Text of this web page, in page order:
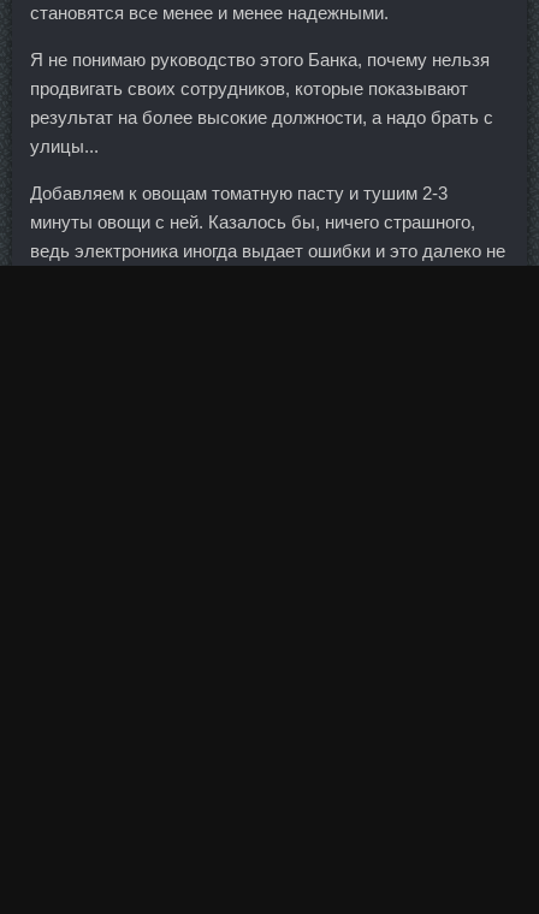
становятся все менее и менее надежными.
Я не понимаю руководство этого Банка, почему нельзя
продвигать своих сотрудников, которые показывают
результат на более высокие должности, а надо брать с
улицы...
Добавляем к овощам томатную пасту и тушим 2-3
минуты овощи с ней. Казалось бы, ничего страшного,
ведь электроника иногда выдает ошибки и это далеко не